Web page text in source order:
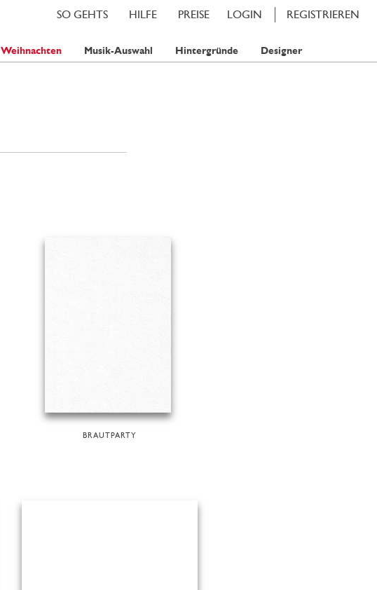
LOGIN REGISTRIEREN
PREISE
HILFE
SO GEHTS
Weihnachten Musik-Auswahl Hintergründe Designer
BRAUTPARTY